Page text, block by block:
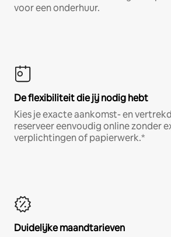
voor een onderhuur.
De flexibiliteit die jij nodig hebt
Kies je exacte aankomst- en
reserveer eenvoudig online zonder
verplichtingen of papierwerk.*
Duidelijke maandtarieven